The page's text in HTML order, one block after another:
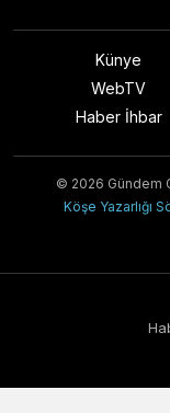
Künye
WebTV
Haber İhbar
© 2026 Gündem
Köşe Yazarlığı